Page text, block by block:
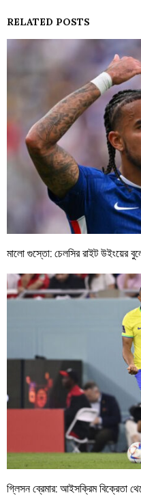
RELATED POSTS
মালো গুস্তো: চেলসির রাইট উইংয়ের
গ্লিসন ব্রেমার: আইসক্রিম বিক্রেতা